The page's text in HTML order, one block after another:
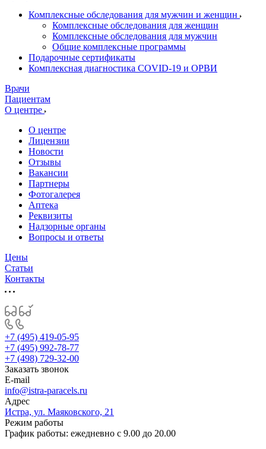
Комплексные обследования для мужчин и женщин
Комплексные обследования для женщин
Комплексные обследования для мужчин
Общие комплексные программы
Подарочные сертификаты
Комплексная диагностика COVID-19 и ОРВИ
Врачи
Пациентам
О центре
О центре
Лицензии
Новости
Отзывы
Вакансии
Партнеры
Фотогалерея
Аптека
Реквизиты
Надзорные органы
Вопросы и ответы
Цены
Статьи
Контакты
+7 (495) 419-05-95
+7 (495) 992-78-77
+7 (498) 729-32-00
Заказать звонок
E-mail
info@istra-paracels.ru
Адрес
Истра, ул. Маяковского, 21
Режим работы
График работы: ежедневно с 9.00 до 20.00